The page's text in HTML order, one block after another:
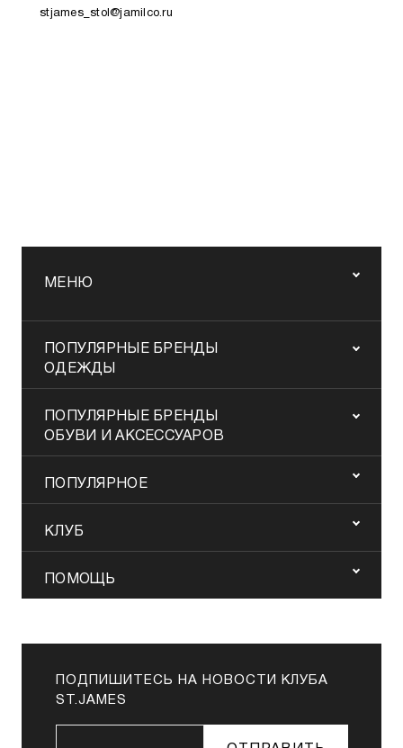
stjames_stol@jamilco.ru
МЕНЮ
ПОПУЛЯРНЫЕ БРЕНДЫ
ОДЕЖДЫ
ПОПУЛЯРНЫЕ БРЕНДЫ
ОБУВИ И АКСЕССУАРОВ
ПОПУЛЯРНОЕ
КЛУБ
ПОМОЩЬ
ПОДПИШИТЕСЬ НА НОВОСТИ КЛУБА
ST.JAMES